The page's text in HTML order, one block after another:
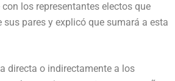
los representantes electos que
pares y explicó que sumará a esta
directa o indirectamente a los